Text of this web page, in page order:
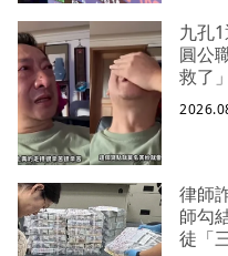
九孔
圓公
救了」
律師
師勾
徒「